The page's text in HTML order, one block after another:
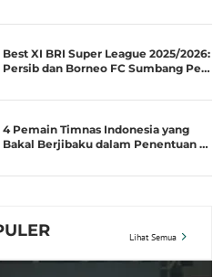
Best XI BRI Super League 2025/2026:
Persib dan Borneo FC Sumbang Pe…
4 Pemain Timnas Indonesia yang
Bakal Berjibaku dalam Penentuan …
Lihat Semua